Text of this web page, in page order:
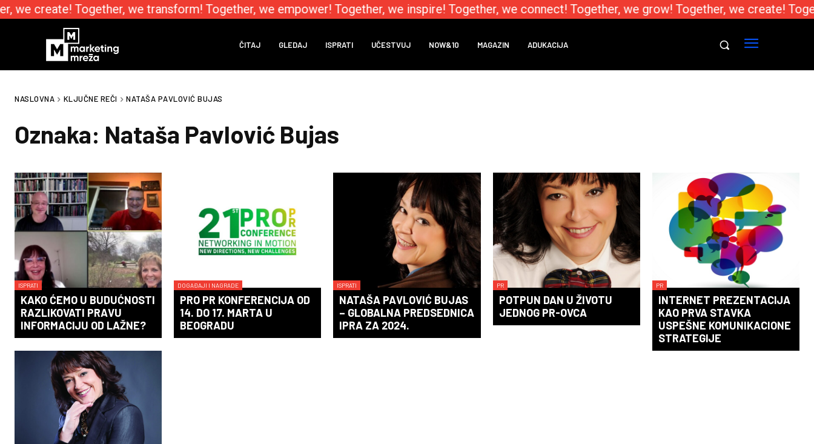
we create! Together, we transform! Together, we empower! Together, we inspire! Together, we connect! Together, we grow! Together, we create!
ČITAJ GLEDAJ ISPRATI UČESTVUJ NOW&10 MAGAZIN ADUKACIJA
NASLOVNA KLJUČNE REČI NATAŠA PAVLOVIĆ BUJAS
Oznaka: Nataša Pavlović Bujas
ISPRATI
KAKO ĆEMO U BUDUĆNOSTI
RAZLIKOVATI PRAVU
INFORMACIJU OD LAŽNE?
DOGAĐAJI I NAGRADE
PRO PR KONFERENCIJA OD
14. DO 17. MARTA U
BEOGRADU
ISPRATI
NATAŠA PAVLOVIĆ BUJAS
– GLOBALNA PREDSEDNICA
IPRA ZA 2024.
PR
POTPUN DAN U ŽIVOTU
JEDNOG PR-OVCA
PR
INTERNET PREZENTACIJA
KAO PRVA STAVKA
USPEŠNE KOMUNIKACIONE
STRATEGIJE